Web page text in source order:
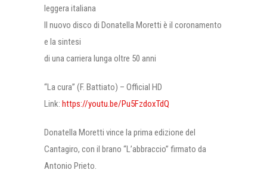
leggera italiana
Il nuovo disco di Donatella Moretti è il coronamento
e la sintesi
di una carriera lunga oltre 50 anni
“La cura” (F. Battiato) – Official HD
Link: https://youtu.be/Pu5FzdoxTdQ
Donatella Moretti vince la prima edizione del
Cantagiro, con il brano “L’abbraccio” firmato da
Antonio Prieto.